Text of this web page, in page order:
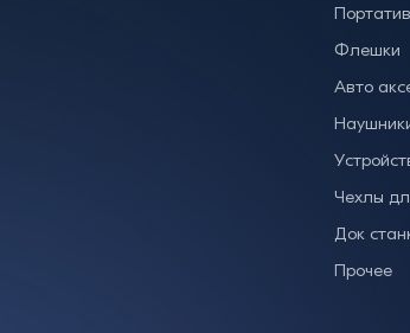
Флешки
Авто
Чехлы
Док
Прочее